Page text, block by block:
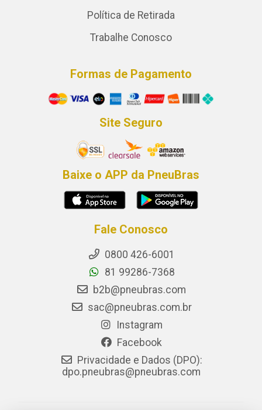
Política de Retirada
Trabalhe Conosco
Formas de Pagamento
Site Seguro
Baixe o APP da PneuBras
Fale Conosco
0800 426-6001
81 99286-7368
b2b@pneubras.com
sac@pneubras.com.br
Instagram
Facebook
Privacidade e Dados (DPO):
dpo.pneubras@pneubras.com